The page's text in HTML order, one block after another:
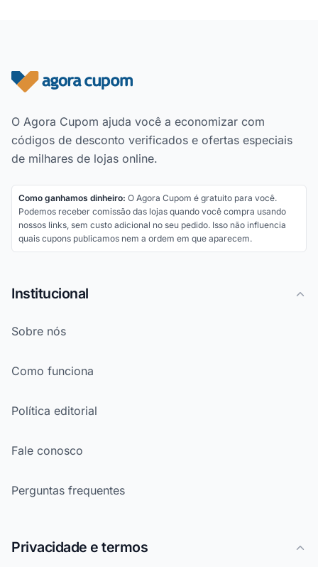
Rodapé do site
O Agora Cupom ajuda você a economizar com
códigos de desconto verificados e ofertas especiais
de milhares de lojas online.
Como ganhamos dinheiro: O Agora Cupom é gratuito para você.
Podemos receber comissão das lojas quando você compra usando
nossos links, sem custo adicional no seu pedido. Isso não influencia
quais cupons publicamos nem a ordem em que aparecem.
Institucional
Sobre nós
Como funciona
Política editorial
Fale conosco
Perguntas frequentes
Privacidade e termos